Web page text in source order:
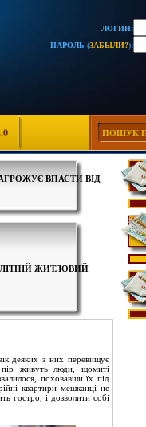
ЛОГИН:
ПАРОЛЬ (ЗАБЫЛИ?):
ВПАСТИ ВІД
ЖИТЛОВИЙ
деяких з них перевищує
живуть люди, щомиті
поховавши їх під
квартири мешканці не
гостро, і дозволити собі